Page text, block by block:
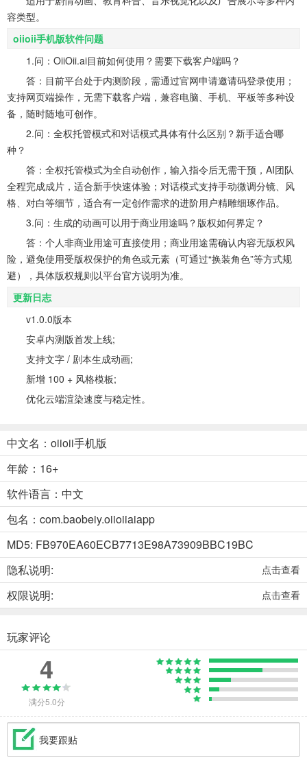
容类型。
oiioii手机版软件问题
1.问：OiiOii.ai目前如何使用？需要下载客户端吗？
答：目前平台处于内测阶段，需通过官网申请邀请码登录使用；
支持网页端操作，无需下载客户端，兼容电脑、手机、平板等多种设
备，随时随地可创作。
2.问：全权托管模式和对话模式具体有什么区别？新手适合哪
种？
答：全权托管模式为全自动创作，输入指令后无需干预，AI团队
全程完成成片，适合新手快速体验；对话模式支持手动微调分镜、风
格、对白等细节，适合有一定创作需求的进阶用户精雕细琢作品。
3.问：生成的动画可以用于商业用途吗？版权如何界定？
答：个人非商业用途可直接使用；商业用途需确认内容无版权风
险，避免使用受版权保护的角色或元素（可通过“换装角色”等方式规
避），具体版权规则以平台官方说明为准。
更新日志
v1.0.0版本
安卓内测版首发上线;
支持文字 / 剧本生成动画;
新增 100 + 风格模板;
优化云端渲染速度与稳定性。
中文名：oiioii手机版
年龄：16+
软件语言：中文
包名：com.baobeiy.oiioiiaiapp
MD5: FB970EA60ECB7713E98A73909BBC19BC
隐私说明:
点击查看
权限说明: 点击查看
玩家评论
4
满分5.0分
我要跟贴